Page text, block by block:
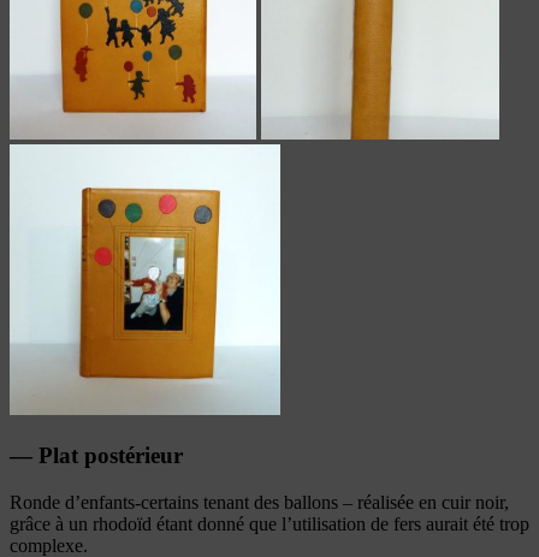
— Plat postérieur
Ronde d’enfants-certains tenant des ballons – réalisée en cuir noir,
grâce à un rhodoïd étant donné que l’utilisation de fers aurait été trop
complexe.